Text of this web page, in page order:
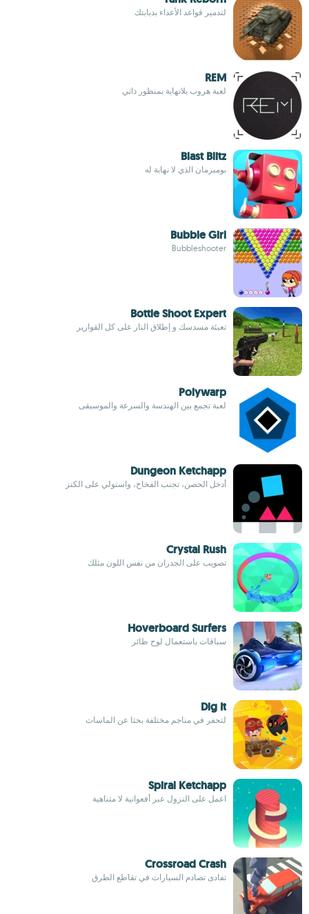
لتدمير قواعد الأعداء بدبابتك
REM
لعبة هروب بلانهاية بمنظور ذاتي
Blast Blitz
بومبرمان الذي لا نهاية له
Bubble Girl
Bubbleshooter
Bottle Shoot Expert
تعبئة مسدسك و إطلاق النار على كل القوارير
Polywarp
لعبة تجمع بين الهندسة والسرعة والموسيقى
Dungeon Ketchapp
أدخل الحصن، تجنب الفخاخ، واستولي على الكنز
Crystal Rush
تصويب على الجدران من نفس اللون مثلك
Hoverboard Surfers
سباقات باستعمال لوح طائر
Dig It
لتحفر في مناجم مختلفة بحثا عن الماسات
Spiral Ketchapp
اعمل على النزول عبر أفعوانية لا متناهية
Crossroad Crash
تفادى تصادم السيارات في تقاطع الطرق